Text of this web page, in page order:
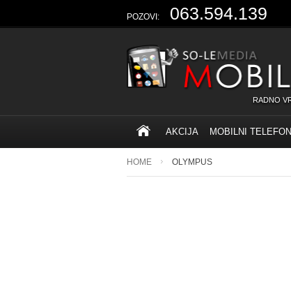
POZOVI: 063.594.139
RADNO
AKCIJA MOBILNI TELEFONI
HOME OLYMPUS